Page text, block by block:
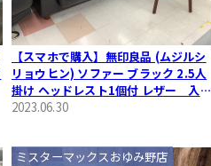
【スマホで購入】無印良品 (ムジルシ
リョウヒン) ソファー ブラック 2.5人
掛け ヘッドレスト1個付 レザー 入荷
しました！
2023.06.30
ミスターマックスおゆみ野店